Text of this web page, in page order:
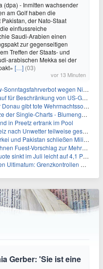
(dpa) - Inmitten wachsender
am Golf haben die
Pakistan, der Nato-Staat
einflussreiche
Saudi-Arabien einen
zur gegenseitigen
Treffen der Staats- und
arabischen Mekka sei der
[…] (03)
vor 13 Minuten
wegen Niedrigwasser aus
Beschränkung von US-Geburtsrecht
gibt tote Wehrmachtssoldaten frei
Charts - Blumengarten auf Platz zwei
in Preetz ertrank im Pool
nach Unwetter teilweise gesperrt
Pakistan schließen Militärbündnis
Vorschlag zur Mehrwertsteuer ab
sinkt im Juli leicht auf 4,1 Prozent
Grenzkontrollen beenden
Gerber: 'Sie ist eine